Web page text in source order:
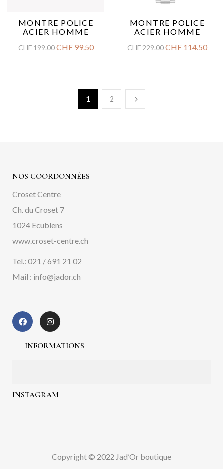
MONTRE POLICE
ACIER HOMME
CHF199.00 CHF99.50
MONTRE POLICE
ACIER HOMME
CHF229.00CHF 114.50
1 2
NOS COORDONNÉES
Croset Centre
Ch. du Croset 7
1024 Ecublens
www.croset-centre.ch
Tel.: 021 / 691 21 02
Mail : info@jador.ch
INFORMATIONS
INSTAGRAM
Copyright © 2022 Jad’Or boutique